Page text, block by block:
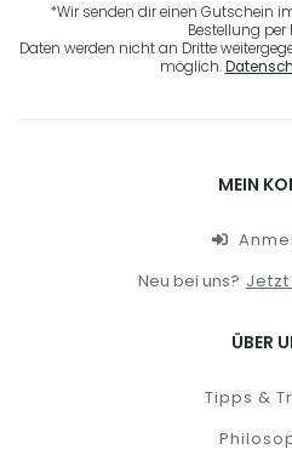
*Wir senden dir einen Gutschein
Bestellung per
Daten werden nicht an Dritte
möglich.
MEIN
Neu bei uns?
ÜBER
Tipps &